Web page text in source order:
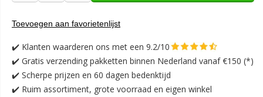
Toevoegen aan favorietenlijst
✔️ Klanten waarderen ons met een 9.2/10
✔️ Gratis verzending pakketten binnen Nederland vanaf €150 (*)
✔️ Scherpe prijzen en 60 dagen bedenktijd
✔️ Ruim assortiment, grote voorraad en eigen winkel